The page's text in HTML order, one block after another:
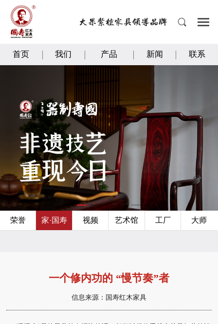
首页 我们 产品 新闻 联系
荣誉 家·国寿 视频 艺术馆 工厂 大师
一个修内功的 “慢节奏”者
信息来源：国寿红木家具